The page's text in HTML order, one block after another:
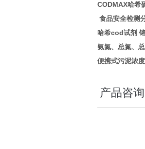
CODMAX哈希
食品安全检测
哈希cod试剂
氨氮、总氮、
便携式污泥浓
产品咨询